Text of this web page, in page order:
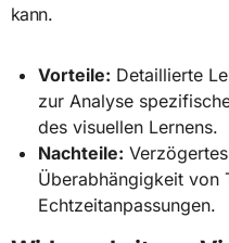
kann.
Vorteile: Detaillierte
zur Analyse
des visuellen Lernens.
Nachteile:
Überabhängigkeit von
Echtzeitanpassungen.